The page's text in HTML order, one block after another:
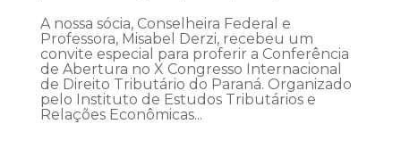
A nossa sócia, Conselheira Federal e
Professora, Misabel Derzi, recebeu um
convite especial para proferir a Conferência
de Abertura no X Congresso Internacional
de Direito Tributário do Paraná. Organizado
pelo Instituto de Estudos Tributários e
Relações Econômicas...